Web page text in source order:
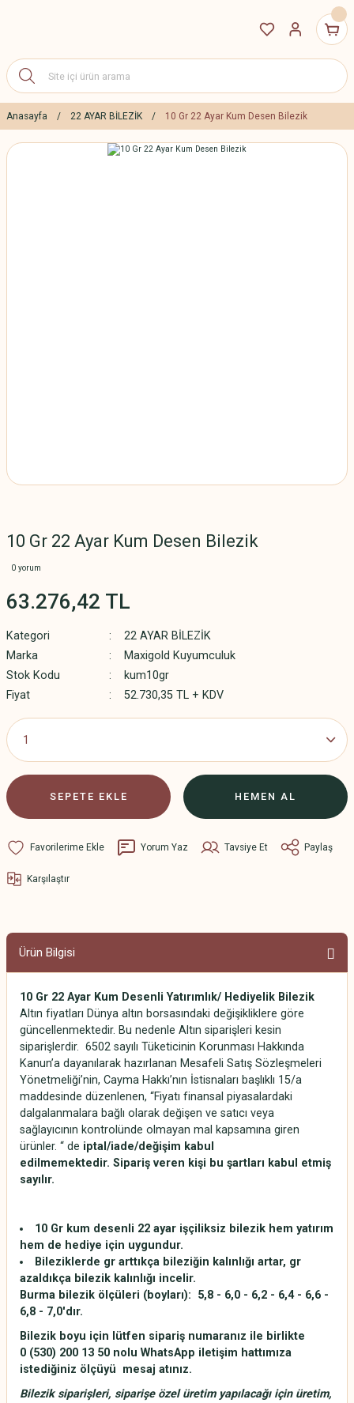
Anasayfa 22 AYAR BİLEZİK 10 Gr 22 Ayar Kum Desen Bilezik
10 Gr 22 Ayar Kum Desen Bilezik
0 yorum
63.276,42 TL
Kategori
22 AYAR BİLEZİK
Marka
Maxigold Kuyumculuk
Stok Kodu
kum10gr
Fiyat
52.730,35 TL + KDV
SEPETE EKLE HEMEN AL
Yorum Yaz Tavsiye Et Paylaş
Karşılaştır
Ürün Bilgisi
10 Gr 22 Ayar Kum Desenli Yatırımlık/ Hediyelik Bilezik
Altın fiyatları Dünya altın borsasındaki değişikliklere göre
güncellenmektedir. Bu nedenle Altın siparişleri kesin
siparişlerdir. 6502 sayılı Tüketicinin Korunması Hakkında
Kanun’a dayanılarak hazırlanan Mesafeli Satış Sözleşmeleri
Yönetmeliği’nin, Cayma Hakkı’nın İstisnaları başlıklı 15/a
maddesinde düzenlenen, “Fiyatı finansal piyasalardaki
dalgalanmalara bağlı olarak değişen ve satıcı veya
sağlayıcının kontrolünde olmayan mal kapsamına giren
ürünler. “ de iptal/iade/değişim kabul
edilmemektedir. Sipariş veren kişi bu şartları kabul etmiş
sayılır.
10 Gr kum desenli 22 ayar işçiliksiz bilezik hem yatırım
hem de hediye için uygundur.
Bileziklerde gr arttıkça bileziğin kalınlığı artar, gr
azaldıkça bilezik kalınlığı incelir.
Burma bilezik ölçüleri (boyları): 5,8 - 6,0 - 6,2 - 6,4 - 6,6 -
6,8 - 7,0'dır.
Bilezik boyu için lütfen sipariş numaranız ile birlikte
0 (530) 200 13 50 nolu WhatsApp iletişim hattımıza
istediğiniz ölçüyü mesaj atınız.
Bilezik siparişleri, siparişe özel üretim yapılacağı için üretim,